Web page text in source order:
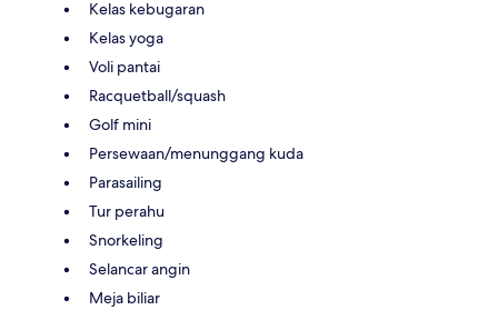
Kelas kebugaran
Kelas yoga
Voli pantai
Racquetball/squash
Golf mini
Persewaan/menunggang kuda
Parasailing
Tur perahu
Snorkeling
Selancar angin
Meja biliar